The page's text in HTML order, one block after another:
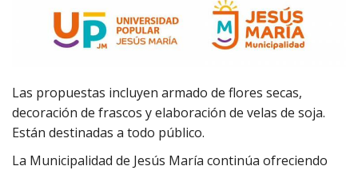
Las propuestas incluyen armado de flores secas,
decoración de frascos y elaboración de velas de soja.
Están destinadas a todo público.
La Municipalidad de Jesús María continúa ofreciendo